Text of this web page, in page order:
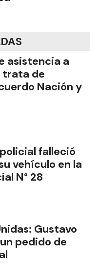
asistencia a
de
Nación y
falleció
vehículo en la
N° 28
Gustavo
pedido de